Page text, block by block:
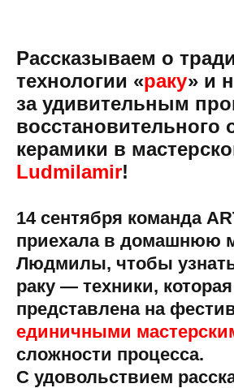
Рассказываем о
технологии «раку» и
за удивительным
восстановительного
керамики в
Ludmilamir!
14 сентября команда
приехала в домашнюю
Людмилы, чтобы
раку — техники, которая
представлена на
единичными
сложности процесса.
С удовольствием